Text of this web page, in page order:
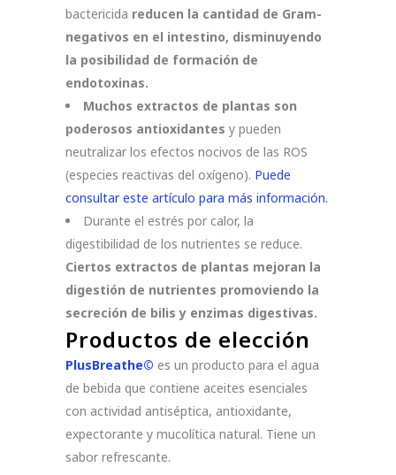
bactericida reducen la cantidad de Gram-
negativos en el intestino, disminuyendo
la posibilidad de formación de
endotoxinas.
Muchos extractos de plantas son
poderosos antioxidantes y pueden
neutralizar los efectos nocivos de las ROS
(especies reactivas del oxígeno). Puede
consultar este artículo para más información.
Durante el estrés por calor, la
digestibilidad de los nutrientes se reduce.
Ciertos extractos de plantas mejoran la
digestión de nutrientes promoviendo la
secreción de bilis y enzimas digestivas.
Productos de elección
PlusBreathe© es un producto para el agua
de bebida que contiene aceites esenciales
con actividad antiséptica, antioxidante,
expectorante y mucolítica natural. Tiene un
sabor refrescante.